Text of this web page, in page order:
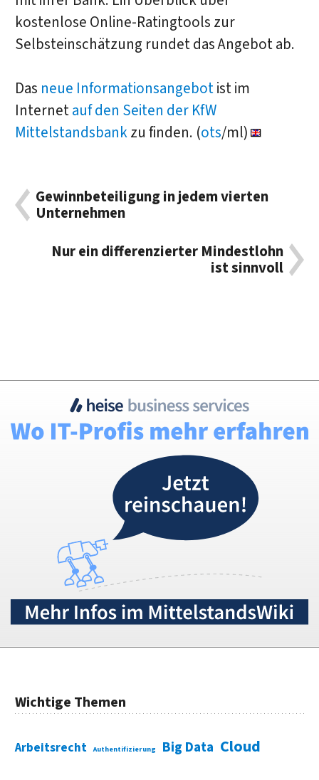
kostenlose Online-Ratingtools zur
Selbsteinschätzung rundet das Angebot ab.
Das neue Informationsangebotist im
Internetauf den Seiten der KfW
Mittelstandsbankzu finden. (ots/ml)
Gewinnbeteiligung in jedem vierten
Unternehmen
Nur ein differenzierter Mindestlohn
ist sinnvoll
Wichtige Themen
Arbeitsrecht Authentifizierung Big Data Cloud